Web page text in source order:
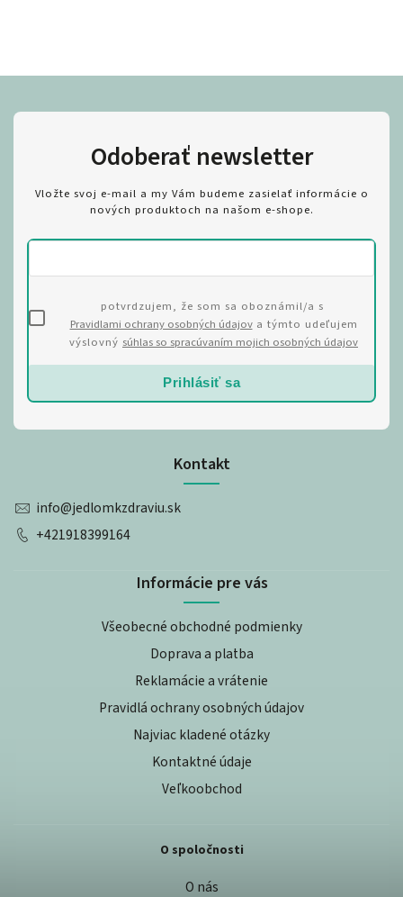
Kontakt
info@jedlomkzdraviu.sk
+421918399164
Informácie pre vás
Všeobecné obchodné podmienky
Doprava a platba
Reklamácie a vrátenie
Pravidlá ochrany osobných údajov
Najviac kladené otázky
Kontaktné údaje
Veľkoobchod
O spoločnosti
O nás
Odoberať newsletter
Vložte svoj e-mail a my Vám budeme zasielať informácie o
nových produktoch na našom e-shope.
potvrdzujem, že som sa oboznámil/a s
Pravidlami ochrany osobných údajova týmto udeľujem
výslovný súhlas so spracúvaním mojich osobných údajov
Prihlásiť sa